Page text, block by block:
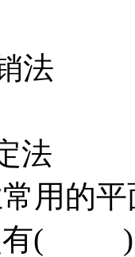
用
法
用的
点有( )